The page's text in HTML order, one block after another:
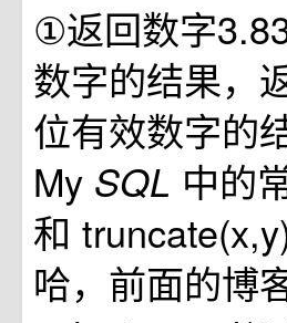
①返回数字
数字的结果，
位有效数字的
My SQL 中的
和
哈，前面的博